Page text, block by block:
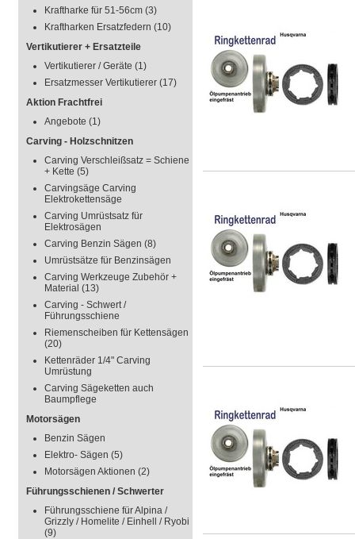
Kraftharke für 51-56cm (3)
Kraftharken Ersatzfedern (10)
Vertikutierer + Ersatzteile
Vertikutierer / Geräte (1)
Ersatzmesser Vertikutierer (17)
Aktion Frachtfrei
Angebote (1)
Carving - Holzschnitzen
Carving Verschleißsatz = Schiene
+ Kette (5)
Carvingsäge Carving
Elektrokettensäge
Carving Umrüstsatz für
Elektrosägen
Carving Benzin Sägen (8)
Umrüstsätze für Benzinsägen
Carving Werkzeuge Zubehör +
Material (13)
Carving - Schwert /
Führungsschiene
Riemenscheiben für Kettensägen
(20)
Kettenräder 1/4" Carving
Umrüstung
Carving Sägeketten auch
Baumpflege
Motorsägen
Benzin Sägen
Elektro- Sägen (5)
Motorsägen Aktionen (2)
Führungsschienen / Schwerter
Führungsschiene für Alpina /
Grizzly / Homelite / Einhell / Ryobi
(9)